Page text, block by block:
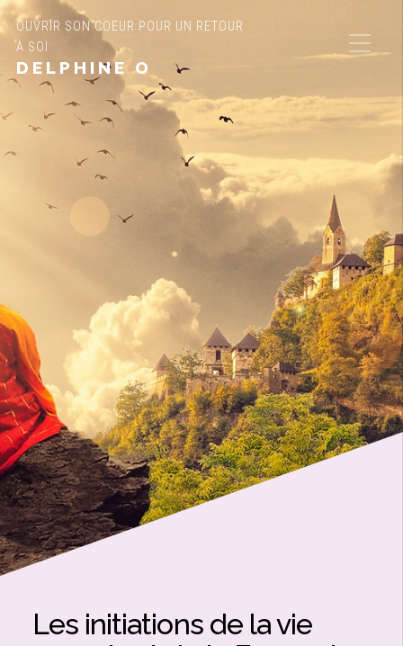
OUVRIR SON COEUR POUR UN RETOUR
À SOI
DELPHINE O
Les initiations de la vie